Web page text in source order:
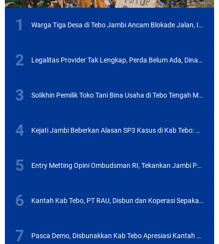
Warga Tiga Desa di Tebo Jambi Ancam Blokade Jalan, Ini Masalahnya
Legalitas Provider Tak Lengkap, Perda Belum Ada, Dinas PUPR Labura Terbitkan Izin Tiang Wifi
Solikhin Pemilik Toko Tani Bina Usaha di Tebo Tengah Mengaku Jadi Korban Penipuan, Begini Modusnya
Kejati Jambi Beberkan Alasan SP3 Kasus di Kab Tebo: Kerugian Negara Telah Dikembalikan
Entry Metting Opini Ombudsman RI, Tekankan Jambi Pertahankan Kualitas Pelayanan
Kantah Kab Tebo, PT RAU, Disbun dan Koperasi Sepakat Selesaikan Lahan Petani Plasma Keluar Dari HGU
Pasca Demo, Disbunakkan Kab Tebo Apresiasi Kantah dan PT RAU Telah Menfasilitasi Petani Plasma